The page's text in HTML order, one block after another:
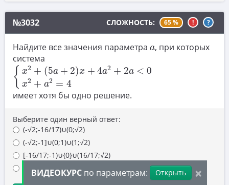
13. Сложные уравнения
15. Неравенства
16. Экономические задачи
17. Планиметрия
18. Параметры
19. Теория чисел
№3032 СЛОЖНОСТЬ: 65 % ! ?
Найдите все значения параметра a
a, при которых
система
{ x2 + (5a + 2)x + 4a2 + 2a < 0
x2 + a2 = 4
{x2+(5a+ +4 2a < 2 =4
имеет хотя бы одно решение.
Выберите один верный ответ:
(-√2;-16/17)∪(0;√2)
(-√2;-1]∪(0;1)∪(1;√2)
[-16/17;-1)∪{0}∪(16/17;√2)
(-2;-16/17)∪(16/17;√2)
×
ВИДЕОКУРС по параметрам: Открыть